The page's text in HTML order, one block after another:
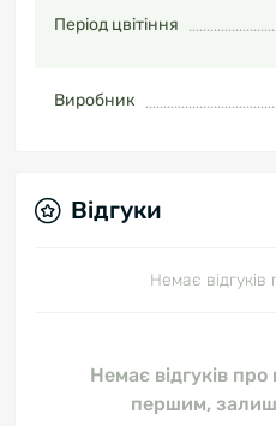
Період цвітіння
Виробник
Відгуки
Немає
Немає відгуків
першим,